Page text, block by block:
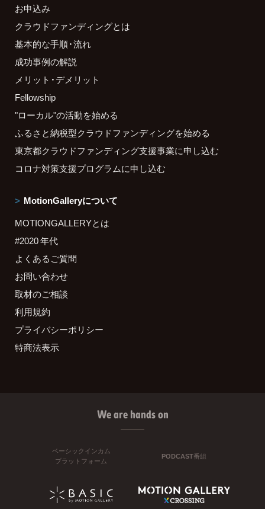
お申込み
クラウドファンディングとは
基本的な手順・流れ
成功事例の解説
メリット・デメリット
Fellowship
"ローカル"の活動を始める
ふるさと納税型クラウドファンディングを始める
東京都クラウドファンディング支援事業に申し込む
コロナ対策支援プログラムに申し込む
MotionGalleryについて
MOTIONGALLERYとは
#2020 年代
よくあるご質問
お問い合わせ
取材のご相談
利用規約
プライバシーポリシー
特商法表示
We are hands on
ベーシックインカム
プラットフォーム
PODCAST番組